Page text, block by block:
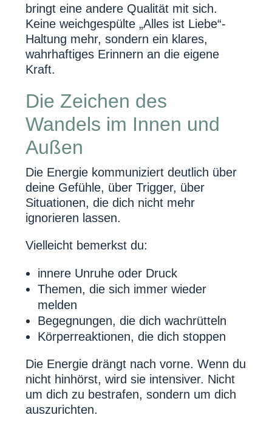
bringt eine andere Qualität mit sich.
Keine weichgespülte „Alles ist Liebe“-
Haltung mehr, sondern ein klares,
wahrhaftiges Erinnern an die eigene
Kraft.
Die Zeichen des
Wandels im Innen und
Außen
Die Energie kommuniziert deutlich über
deine Gefühle, über Trigger, über
Situationen, die dich nicht mehr
ignorieren lassen.
Vielleicht bemerkst du:
innere Unruhe oder Druck
Themen, die sich immer wieder
melden
Begegnungen, die dich wachrütteln
Körperreaktionen, die dich stoppen
Die Energie drängt nach vorne. Wenn du
nicht hinhörst, wird sie intensiver. Nicht
um dich zu bestrafen, sondern um dich
auszurichten.